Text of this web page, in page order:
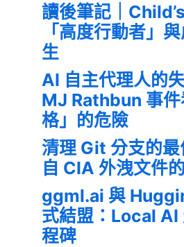
讀後筆記｜
「高度行動者」
生
AI 自主代理人的
MJ Rathbun 事
格」的危險
清理 Git 分支的
自 CIA 外洩文件
ggml.ai 與
式結盟：Local AI
程碑